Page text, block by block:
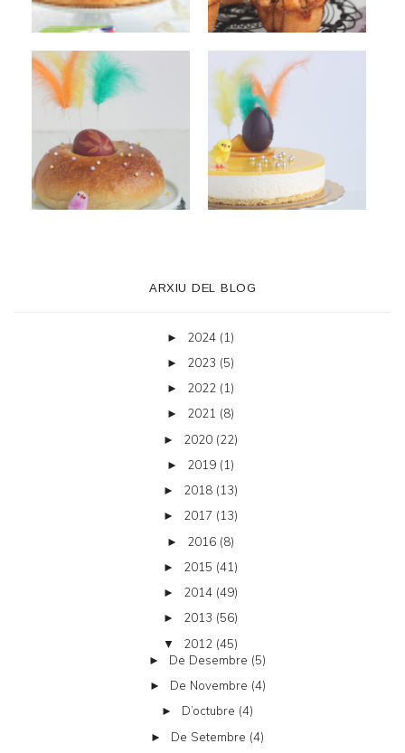
ARXIU DEL BLOG
► 2024 (1)
► 2023 (5)
► 2022 (1)
► 2021 (8)
► 2020 (22)
► 2019 (1)
► 2018 (13)
► 2017 (13)
► 2016 (8)
► 2015 (41)
► 2014 (49)
► 2013 (56)
▼ 2012 (45)
► De Desembre (5)
► De Novembre (4)
► D’octubre (4)
► De Setembre (4)